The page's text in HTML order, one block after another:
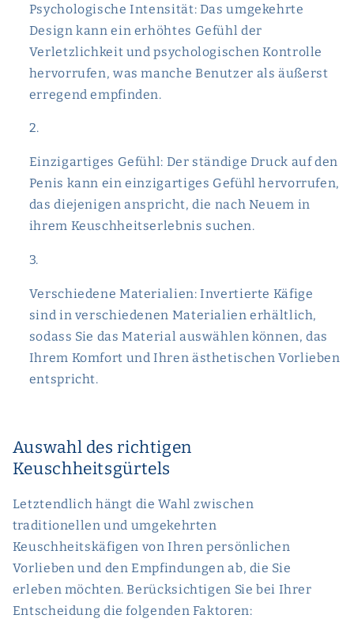
Psychologische Intensität: Das umgekehrte
Design kann ein erhöhtes Gefühl der
Verletzlichkeit und psychologischen Kontrolle
hervorrufen, was manche Benutzer als äußerst
erregend empfinden.
Einzigartiges Gefühl: Der ständige Druck auf den
Penis kann ein einzigartiges Gefühl hervorrufen,
das diejenigen anspricht, die nach Neuem in
ihrem Keuschheitserlebnis suchen.
Verschiedene Materialien: Invertierte Käfige
sind in verschiedenen Materialien erhältlich,
sodass Sie das Material auswählen können, das
Ihrem Komfort und Ihren ästhetischen Vorlieben
entspricht.
Auswahl des richtigen
Keuschheitsgürtels
Letztendlich hängt die Wahl zwischen
traditionellen und umgekehrten
Keuschheitskäfigen von Ihren persönlichen
Vorlieben und den Empfindungen ab, die Sie
erleben möchten. Berücksichtigen Sie bei Ihrer
Entscheidung die folgenden Faktoren: